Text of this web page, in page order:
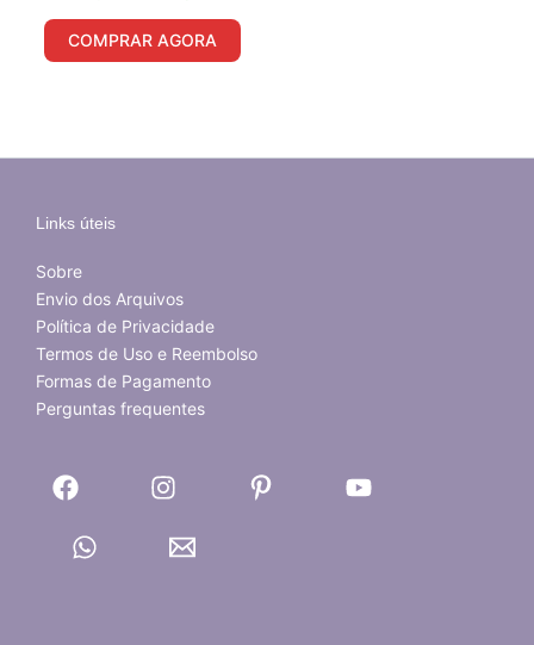
COMPRAR AGORA
Links úteis
Sobre
Envio dos Arquivos
Política de Privacidade
Termos de Uso e Reembolso
Formas de Pagamento
Perguntas frequentes